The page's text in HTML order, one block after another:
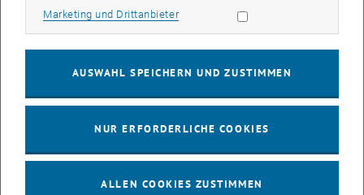
Bibliothekszeiten
Weiterführende Links
Online-Katalog der Universitätsbibliothek
Marketing und DrittanbieterMarketing Cookies zulassen
AUSWAHL SPEICHERN UND ZUSTIMMEN
NUR ERFORDERLICHE COOKIES
ALLEN COOKIES ZUSTIMMEN